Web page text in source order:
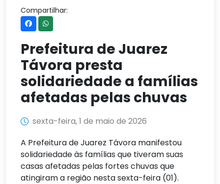
Compartilhar:
Prefeitura de Juarez
Távora presta
solidariedade a famílias
afetadas pelas chuvas
sexta-feira, 1 de maio de 2026
A Prefeitura de Juarez Távora manifestou
solidariedade às famílias que tiveram suas
casas afetadas pelas fortes chuvas que
atingiram a região nesta sexta-feira (01).